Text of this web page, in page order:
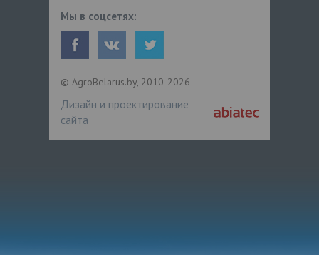
Мы в соцсетях:
© AgroBelarus.by, 2010-2026
Дизайн и проектирование
сайта